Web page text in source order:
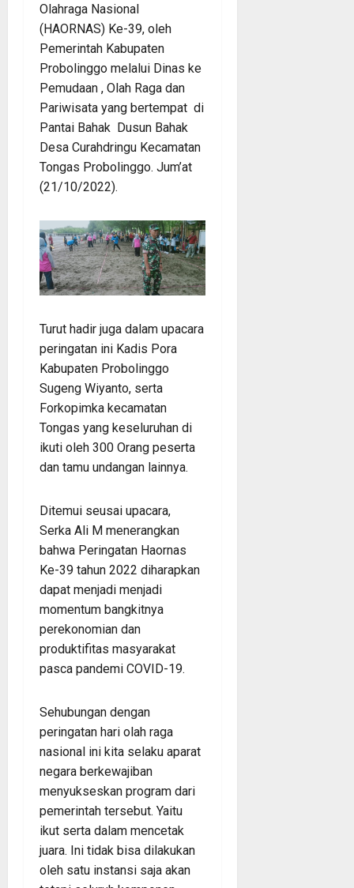
Olahraga Nasional
(HAORNAS) Ke-39, oleh
Pemerintah Kabupaten
Probolinggo melalui Dinas ke
Pemudaan , Olah Raga dan
Pariwisata yang bertempat di
Pantai Bahak Dusun Bahak
Desa Curahdringu Kecamatan
Tongas Probolinggo. Jum’at
(21/10/2022).
Turut hadir juga dalam upacara
peringatan ini Kadis Pora
Kabupaten Probolinggo
Sugeng Wiyanto, serta
Forkopimka kecamatan
Tongas yang keseluruhan di
ikuti oleh 300 Orang peserta
dan tamu undangan lainnya.
Ditemui seusai upacara,
Serka Ali M menerangkan
bahwa Peringatan Haornas
Ke-39 tahun 2022 diharapkan
dapat menjadi menjadi
momentum bangkitnya
perekonomian dan
produktifitas masyarakat
pasca pandemi COVID-19.
Sehubungan dengan
peringatan hari olah raga
nasional ini kita selaku aparat
negara berkewajiban
menyukseskan program dari
pemerintah tersebut. Yaitu
ikut serta dalam mencetak
juara. Ini tidak bisa dilakukan
oleh satu instansi saja akan